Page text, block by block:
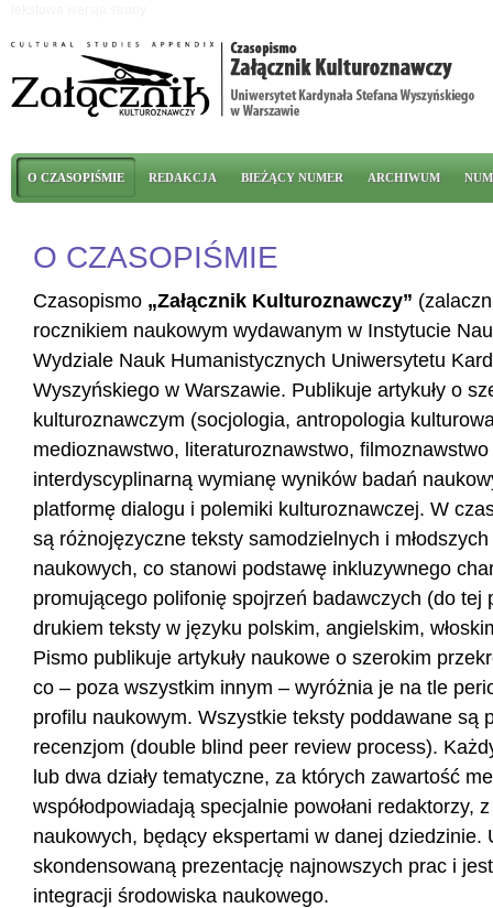
Menu główne
O CZASOPIŚMIE REDAKCJA BIEŻĄCY NUMER ARCHIWUM
O CZASOPIŚMIE
Czasopismo „Załącznik Kulturoznawczy”
rocznikiem naukowym wydawanym w Instytucie
Wydziale Nauk Humanistycznych Uniwersytetu
Wyszyńskiego w Warszawie. Publikuje artykuły o
kulturoznawczym (socjologia, antropologia
medioznawstwo, literaturoznawstwo,
interdyscyplinarną wymianę wyników badań
platformę dialogu i polemiki kulturoznawczej. W
są różnojęzyczne teksty samodzielnych i
naukowych, co stanowi podstawę inkluzywnego
promującego polifonię spojrzeń badawczych (do tej
drukiem teksty w języku polskim, angielskim,
Pismo publikuje artykuły naukowe o szerokim
co – poza wszystkim innym – wyróżnia je na tle
profilu naukowym. Wszystkie teksty poddawane są
recenzjom (double blind peer review process).
lub dwa działy tematyczne, za których zawartość
współodpowiadają specjalnie powołani redaktorzy,
naukowych, będący ekspertami w danej dziedzinie.
skondensowaną prezentację najnowszych prac i
integracji środowiska naukowego.